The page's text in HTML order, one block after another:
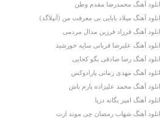
آهنگ محمدرضا مقدم وطن
آهنگ میلاد بابایی بی معرفت من (آنپلاگد)
آهنگ فرزاد فرزین مدال مردمی
آهنگ علیرضا قربانی سایه خورشید
آهنگ رضا صادقی بگو کجایی
آهنگ مهدی زمانی پارادوکس
آهنگ محمد علیزاده یارم باش
آهنگ امیر یگانه دریا
آهنگ شهاب رمضان چی موند ازت